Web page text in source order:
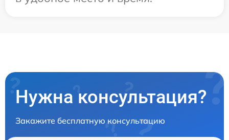
Нужна консультация?
Закажите бесплатную консультацию